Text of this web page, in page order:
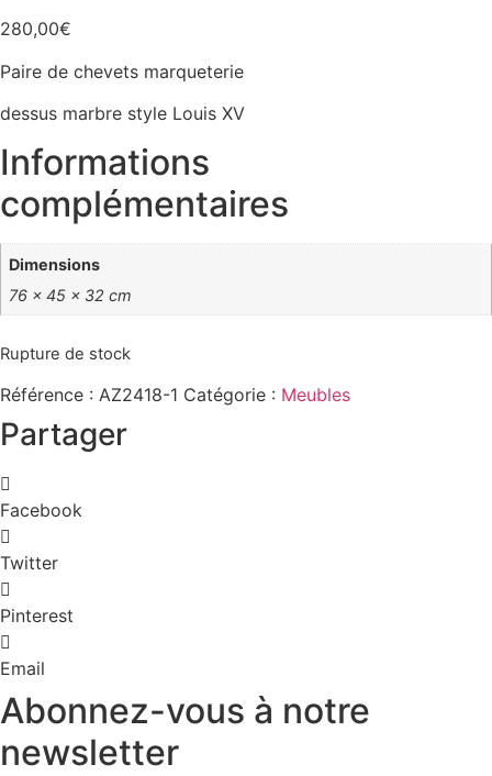
280,00€
Paire de chevets marqueterie
dessus marbre style Louis XV
Informations
complémentaires
Dimensions
76 × 45 × 32 cm
Rupture de stock
Référence : AZ2418-1 Catégorie : Meubles
Partager
Facebook
Twitter
Pinterest
Email
Abonnez-vous à notre
newsletter